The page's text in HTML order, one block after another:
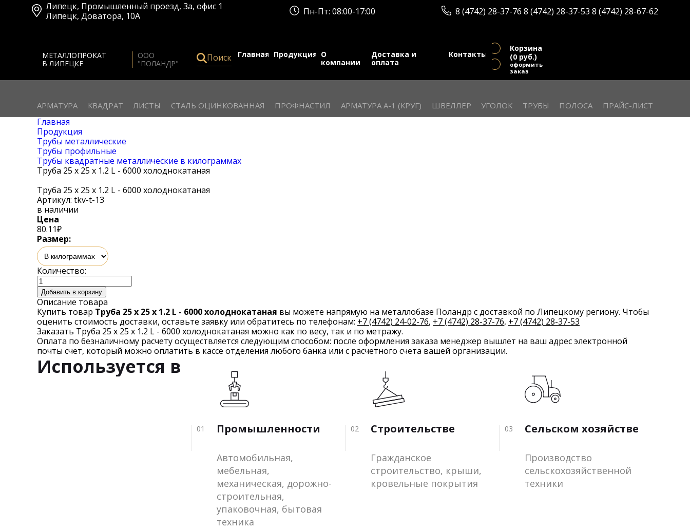
Липецк, Промышленный проезд, 3а, офис 1
Липецк, Доватора, 10А Пн-Пт: 08:00-17:00 8 (4742) 28-37-76 8 (4742) 28-37-53 8 (4742) 28-67-62
МЕТАЛЛОПРОКАТ
В ЛИПЕЦКЕ
ООО
"ПОЛАНДР"
Поиск Главная Продукция О
компании
Доставка и
оплата
Контакты
Корзина
(0 руб.)
оформить
заказ
АРМАТУРА КВАДРАТ ЛИСТЫ СТАЛЬ ОЦИНКОВАННАЯ ПРОФНАСТИЛ АРМАТУРА А-1 (КРУГ) ШВЕЛЛЕР УГОЛОК ТРУБЫ ПОЛОСА ПРАЙС-ЛИСТ
(0 руб.)
оформить заказ
Главная
Продукция
Трубы металлические
Трубы профильные
Трубы квадратные металлические в килограммах
Труба 25 х 25 х 1.2 L - 6000 холоднокатаная
Труба 25 х 25 х 1.2 L - 6000 холоднокатаная
Артикул: tkv-t-13
в наличии
Цена
80.11₽
Размер:
Количество:
Добавить в корзину
Описание товара
Купить товар Труба 25 х 25 х 1.2 L - 6000 холоднокатаная вы можете напрямую на металлобазе Поландр с доставкой по Липецкому региону. Чтобы
оценить стоимость доставки, оставьте заявку или обратитесь по телефонам: +7 (4742) 24-02-76, +7 (4742) 28-37-76, +7 (4742) 28-37-53
Заказать Труба 25 х 25 х 1.2 L - 6000 холоднокатаная можно как по весу, так и по метражу.
Оплата по безналичному расчету осуществляется следующим способом: после оформления заказа менеджер вышлет на ваш адрес электронной
почты счет, который можно оплатить в кассе отделения любого банка или с расчетного счета вашей организации.
Используется в
01 Промышленности
Автомобильная,
мебельная,
механическая, дорожно-
строительная,
упаковочная, бытовая
техника
02 Строительстве
Гражданское
строительство, крыши,
кровельные покрытия
03 Сельском хозяйстве
Производство
сельскохозяйственной
техники